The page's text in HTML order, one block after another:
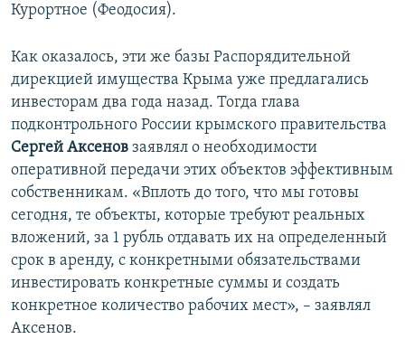
Курортное (Феодосия).
Как оказалось, эти же базы Распорядительной
дирекцией имущества Крыма уже предлагались
инвесторам два года назад. Тогда глава
подконтрольного России крымского правительства
Сергей Аксенов заявлял о необходимости
оперативной передачи этих объектов эффективным
собственникам. «Вплоть до того, что мы готовы
сегодня, те объекты, которые требуют реальных
вложений, за 1 рубль отдавать их на определенный
срок в аренду, с конкретными обязательствами
инвестировать конкретные суммы и создать
конкретное количество рабочих мест», – заявлял
Аксенов.